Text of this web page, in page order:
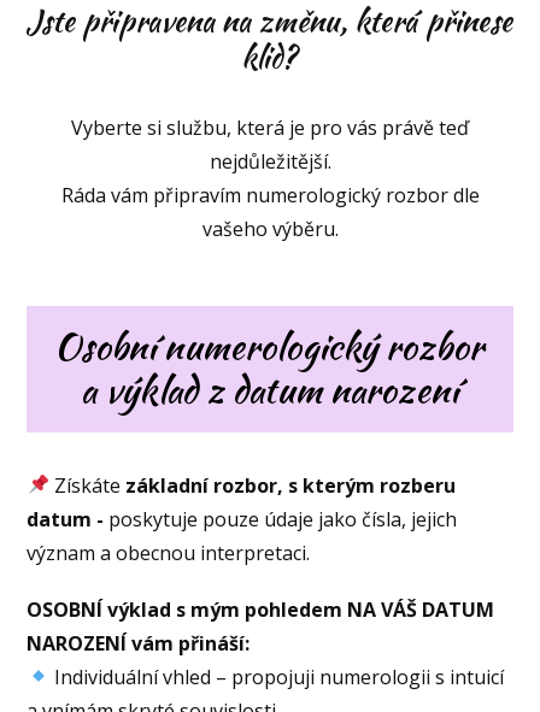
Jste připravena na změnu, která přinese
klid?
Vyberte si službu, která je pro vás právě teď
nejdůležitější.
Ráda vám připravím numerologický rozbor dle
vašeho výběru.
Osobní numerologický rozbor
a výklad z datum narození
Získáte základní rozbor, s kterým rozberu
datum - poskytuje pouze údaje jako čísla, jejich
význam a obecnou interpretaci.
OSOBNÍ výklad s mým pohledem NA VÁŠ DATUM
NAROZENÍ vám přináší:
Individuální vhled – propojuji numerologii s intuicí